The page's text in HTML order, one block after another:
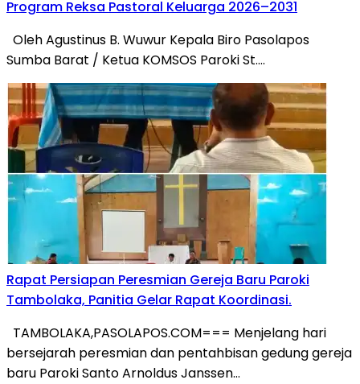
Program Reksa Pastoral Keluarga 2026–2031
Oleh Agustinus B. Wuwur Kepala Biro Pasolapos
Sumba Barat / Ketua KOMSOS Paroki St….
Rapat Persiapan Peresmian Gereja Baru Paroki
Tambolaka, Panitia Gelar Rapat Koordinasi.
TAMBOLAKA,PASOLAPOS.COM=== Menjelang hari
bersejarah peresmian dan pentahbisan gedung gereja
baru Paroki Santo Arnoldus Janssen…